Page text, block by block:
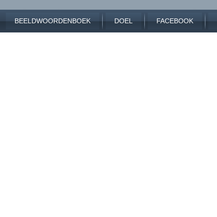
BEELDWOORDENBOEK DOEL FACEBOOK